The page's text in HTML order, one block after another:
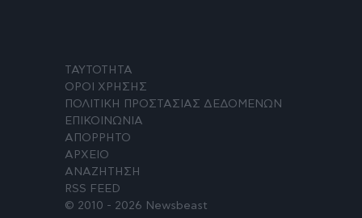
ΤΑΥΤΟΤΗΤΑ
ΟΡΟΙ ΧΡΗΣΗΣ
ΠΟΛΙΤΙΚΗ ΠΡΟΣΤΑΣΙΑΣ ΔΕΔΟΜΕΝΩΝ
ΕΠΙΚΟΙΝΩΝΙΑ
ΑΠΟΡΡΗΤΟ
ΑΡΧΕΙΟ
ΑΝΑΖΗΤΗΣΗ
RSS FEED
© 2010 - 2026 Newsbeast